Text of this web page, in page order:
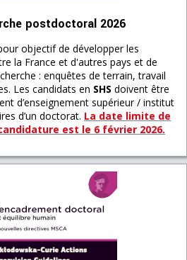
postdoctoral 2026
objectif de développer les
la France et d'autres pays et de
: enquêtes de terrain, travail
Les candidats en SHS doivent être
d’enseignement supérieur / institut
d’un doctorat. La date limite de
est le 6 février 2026.